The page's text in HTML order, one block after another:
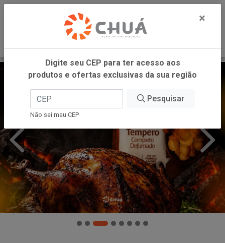
×
Digite seu CEP para ter acesso aos
produtos e ofertas exclusivas da sua região
Pesquisar
Não sei meu CEP